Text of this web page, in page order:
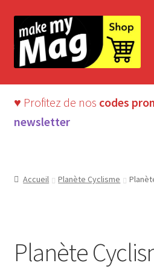
la
navigation
au
contenu
♥ Profitez de nos codes
newsletter
Accueil Planète Cyclisme
Planète